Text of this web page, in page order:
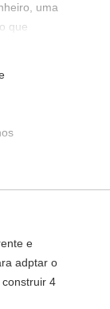
uma
que
no
e
adptar o
4